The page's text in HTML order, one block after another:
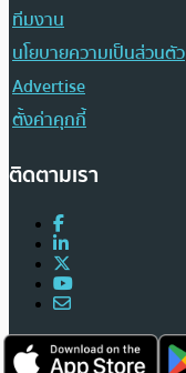
ทีมงาน
นโยบายความเป็นส่วนตัว
Advertise
ตั้งค่าคุกกี้
ติดตามเรา